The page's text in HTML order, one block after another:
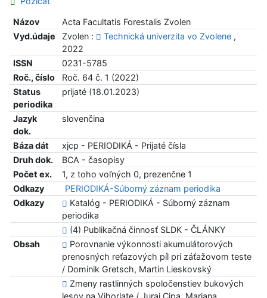
Názov
Acta Facultatis Forestalis Zvolen
Vyd.údaje
Zvolen : Technická univerzita vo Zvolene,
2022
ISSN
0231-5785
Roč., číslo
Roč. 64 č. 1 (2022)
Status
periodika
prijaté (18.01.2023)
Jazyk
dok.
slovenčina
Báza dát
xjcp - PERIODIKÁ - Prijaté čísla
Druh dok.
BCA - časopisy
Počet ex.
1, z toho voľných 0, prezenčne 1
Odkazy
PERIODIKÁ-Súborný záznam periodika
Odkazy
Katalóg - PERIODIKÁ - Súborný záznam
periodika
(4) Publikačná činnosť SLDK - ČLÁNKY
Obsah
Porovnanie výkonnosti akumulátorových
prenosných reťazových píl pri záťažovom teste
/ Dominik Gretsch, Martin Lieskovský
Zmeny rastlinných spoločenstiev bukových
lesov na Vihorlate / Juraj Cipa, Mariana